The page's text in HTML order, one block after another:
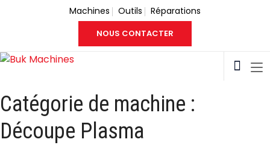
Machines Outils Réparations
NOUS CONTACTER
Catégorie de machine :
Découpe Plasma